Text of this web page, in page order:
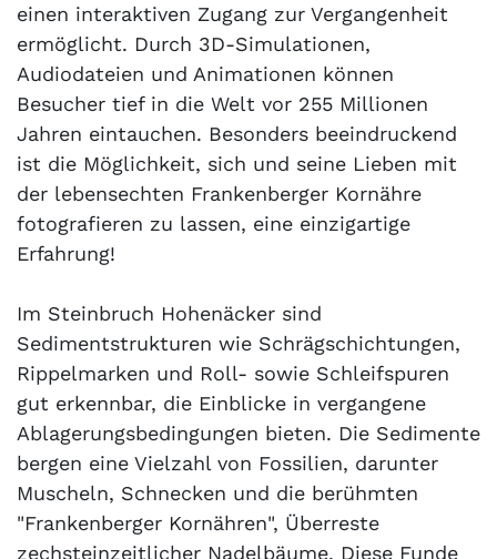
einen interaktiven Zugang zur Vergangenheit
ermöglicht. Durch 3D-Simulationen,
Audiodateien und Animationen können
Besucher tief in die Welt vor 255 Millionen
Jahren eintauchen. Besonders beeindruckend
ist die Möglichkeit, sich und seine Lieben mit
der lebensechten Frankenberger Kornähre
fotografieren zu lassen, eine einzigartige
Erfahrung!
Im Steinbruch Hohenäcker sind
Sedimentstrukturen wie Schrägschichtungen,
Rippelmarken und Roll- sowie Schleifspuren
gut erkennbar, die Einblicke in vergangene
Ablagerungsbedingungen bieten. Die Sedimente
bergen eine Vielzahl von Fossilien, darunter
Muscheln, Schnecken und die berühmten
"Frankenberger Kornähren", Überreste
zechsteinzeitlicher Nadelbäume. Diese Funde